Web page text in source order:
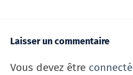
Laisser un commentaire
Vous devez être connecté